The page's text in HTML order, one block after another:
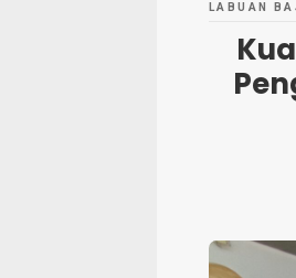
LABUAN